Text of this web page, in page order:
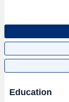
Education